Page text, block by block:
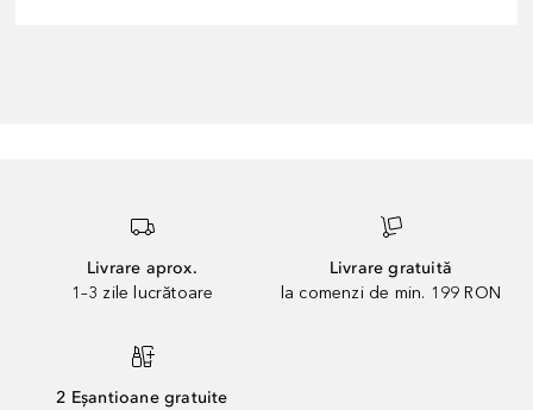
Livrare aprox.
1–3 zile lucrătoare
Livrare gratuită
la comenzi de min. 199 RON
2 Eșantioane gratuite